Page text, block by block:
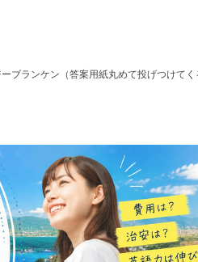
ブランケン（答案用紙丸めて投げつけて